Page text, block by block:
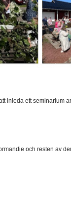
inleda ett seminarium
och resten av